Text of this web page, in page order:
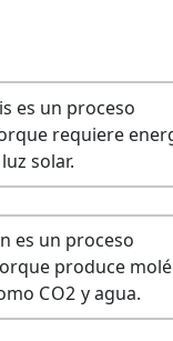
es un proceso
requiere
solar.
es un proceso
produce
CO2 y agua.